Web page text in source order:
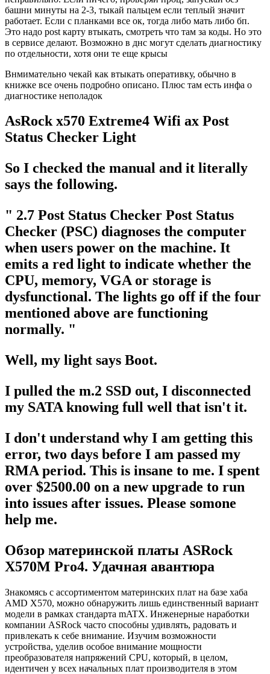
башни минуты на 2-3, тыкай пальцем если теплый значит
работает. Если с планками все ок, тогда либо мать либо бп.
Это надо post карту втыкать, смотреть что там за коды. Но это
в сервисе делают. Возможно в днс могут сделать диагностику
по отдельности, хотя они те еще крысы
Внмимательно чекай как втыкать оперативку, обычно в
книжке все очень подробно описано. Плюс там есть инфа о
диагностике неполадок
AsRock x570 Extreme4 Wifi ax Post
Status Checker Light
So I checked the manual and it literally
says the following.
" 2.7 Post Status Checker Post Status
Checker (PSC) diagnoses the computer
when users power on the machine. It
emits a red light to indicate whether the
CPU, memory, VGA or storage is
dysfunctional. The lights go off if the four
mentioned above are functioning
normally. "
Well, my light says Boot.
I pulled the m.2 SSD out, I disconnected
my SATA knowing full well that isn't it.
I don't understand why I am getting this
error, two days before I am passed my
RMA period. This is insane to me. I spent
over $2500.00 on a new upgrade to run
into issues after issues. Please somone
help me.
Обзор материнской платы ASRock
X570M Pro4. Удачная авантюра
Знакомясь с ассортиментом материнских плат на базе хаба
AMD X570, можно обнаружить лишь единственный вариант
модели в рамках стандарта mATX. Инженерные наработки
компании ASRock часто способны удивлять, радовать и
привлекать к себе внимание. Изучим возможности
устройства, уделив особое внимание мощности
преобразователя напряжений CPU, который, в целом,
идентичен у всех начальных плат производителя в этом